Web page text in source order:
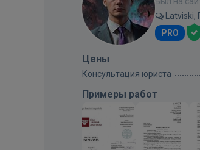
Latviski,
PRO
Цены
Консультация юриста
Примеры работ